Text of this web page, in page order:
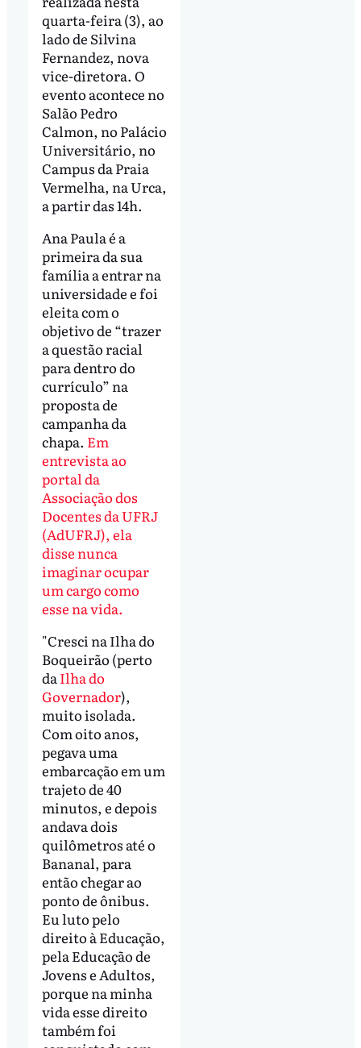
quarta-feira (3), ao
lado de Silvina
Fernandez, nova
vice-diretora. O
evento acontece no
Salão Pedro
Calmon, no Palácio
Universitário, no
Campus da Praia
Vermelha, na Urca,
a partir das 14h.
Ana Paula é a
primeira da sua
família a entrar na
universidade e foi
eleita com o
objetivo de “trazer
a questão racial
para dentro do
currículo” na
proposta de
campanha da
chapa. Em
entrevista ao
portal da
Associação dos
Docentes da UFRJ
(AdUFRJ), ela
disse nunca
imaginar ocupar
um cargo como
esse na vida.
"Cresci na Ilha do
Boqueirão (perto
da Ilha do
Governador),
muito isolada.
Com oito anos,
pegava uma
embarcação em um
trajeto de 40
minutos, e depois
andava dois
quilômetros até o
Bananal, para
então chegar ao
ponto de ônibus.
Eu luto pelo
direito à Educação,
pela Educação de
Jovens e Adultos,
porque na minha
vida esse direito
também foi